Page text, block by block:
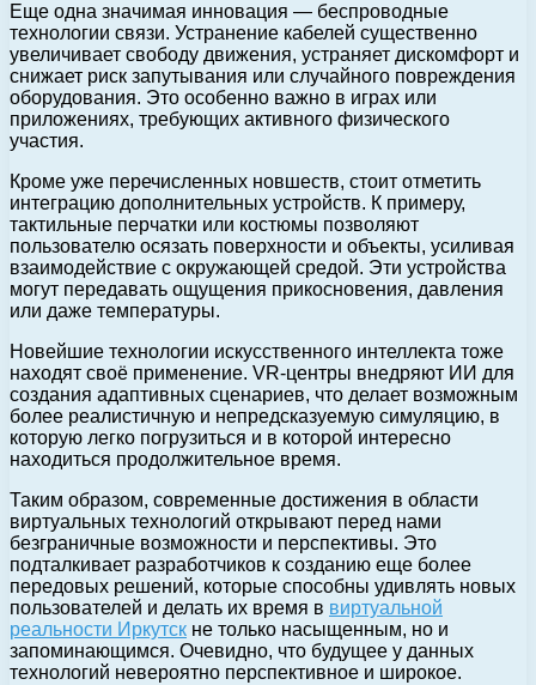
Еще одна значимая инновация — беспроводные
технологии связи. Устранение кабелей существенно
увеличивает свободу движения, устраняет дискомфорт и
снижает риск запутывания или случайного повреждения
оборудования. Это особенно важно в играх или
приложениях, требующих активного физического
участия.
Кроме уже перечисленных новшеств, стоит отметить
интеграцию дополнительных устройств. К примеру,
тактильные перчатки или костюмы позволяют
пользователю осязать поверхности и объекты, усиливая
взаимодействие с окружающей средой. Эти устройства
могут передавать ощущения прикосновения, давления
или даже температуры.
Новейшие технологии искусственного интеллекта тоже
находят своё применение. VR-центры внедряют ИИ для
создания адаптивных сценариев, что делает возможным
более реалистичную и непредсказуемую симуляцию, в
которую легко погрузиться и в которой интересно
находиться продолжительное время.
Таким образом, современные достижения в области
виртуальных технологий открывают перед нами
безграничные возможности и перспективы. Это
подталкивает разработчиков к созданию еще более
передовых решений, которые способны удивлять новых
пользователей и делать их время в виртуальной
реальности Иркутск не только насыщенным, но и
запоминающимся. Очевидно, что будущее у данных
технологий невероятно перспективное и широкое.